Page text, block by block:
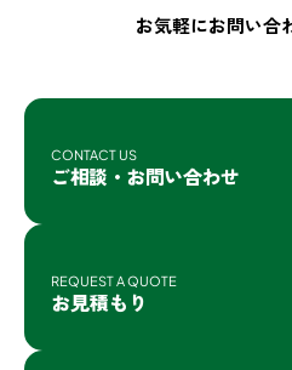
お気軽にお問い合
CONTACT US
ご相談・お問い合わせ
REQUEST A QUOTE
お見積もり